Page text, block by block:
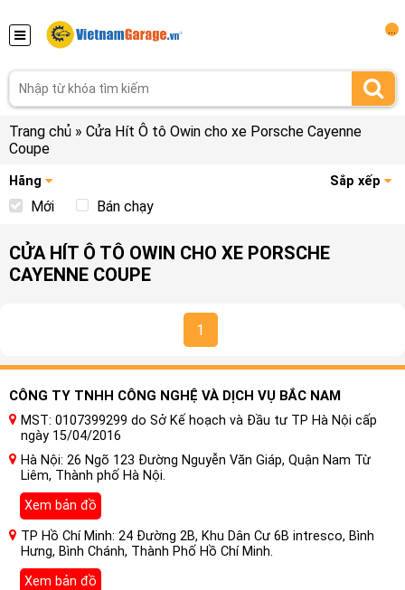
Trang chủ » Cửa Hít Ô tô Owin cho xe Porsche Cayenne
Coupe
Hãng Sắp xếp
Mới Bán chạy
CỬA HÍT Ô TÔ OWIN CHO XE PORSCHE
CAYENNE COUPE
1
CÔNG TY TNHH CÔNG NGHỆ VÀ DỊCH VỤ BẮC NAM
MST: 0107399299 do Sở Kế hoạch và Đầu tư TP Hà Nội cấp
ngày 15/04/2016
Hà Nội: 26 Ngõ 123 Đường Nguyễn Văn Giáp, Quận Nam Từ
Liêm, Thành phố Hà Nội.
Xem bản đồ
TP Hồ Chí Minh: 24 Đường 2B, Khu Dân Cư 6B intresco, Bình
Hưng, Bình Chánh, Thành Phố Hồ Chí Minh.
Xem bản đồ